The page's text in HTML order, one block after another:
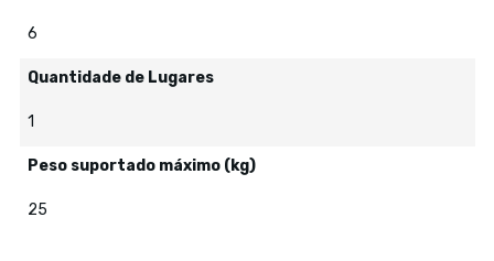
6
Quantidade de Lugares
1
Peso suportado máximo (kg)
25